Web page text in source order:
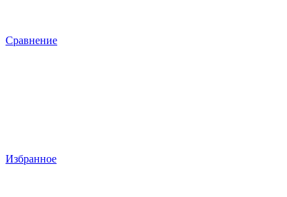
Сравнение
Избранное